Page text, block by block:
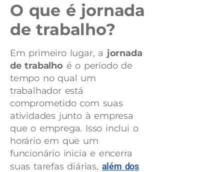
O que é jornada
de trabalho?
Em primeiro lugar, a jornada
de trabalho é o período de
tempo no qual um
trabalhador está
comprometido com suas
atividades junto à empresa
que o emprega. Isso inclui o
horário em que um
funcionário inicia e encerra
suas tarefas diárias, além dos